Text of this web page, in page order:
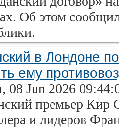
Об этом
в Лондоне
ему
08 Jun 2026
премьер Кир
и лидеров